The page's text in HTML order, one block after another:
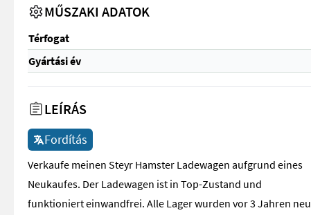
MŰSZAKI ADATOK
Térfogat
Gyártási év
LEÍRÁS
Fordítás
Verkaufe meinen Steyr Hamster Ladewagen aufgrund eines
Neukaufes. Der Ladewagen ist in Top-Zustand und
funktioniert einwandfrei. Alle Lager wurden vor 3 Jahren neu